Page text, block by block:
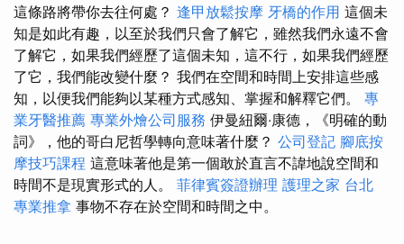
這條路將帶你去往何處？ 逢甲放鬆按摩 牙橋的作用 這個未
知是如此有趣，以至於我們只會了解它，雖然我們永遠不會
了解它，如果我們經歷了這個未知，這不行，如果我們經歷
了它，我們能改變什麼？ 我們在空間和時間上安排這些感
知，以便我們能夠以某種方式感知、掌握和解釋它們。 專
業牙醫推薦 專業外燴公司服務 伊曼紐爾‧康德，《明確的動
詞》，他的哥白尼哲學轉向意味著什麼？ 公司登記 腳底按
摩技巧課程 這意味著他是第一個敢於直言不諱地說空間和​​
時間不是現實形式的人。 菲律賓簽證辦理 護理之家 台北
專業推拿 事物不存在於空間和時間之中。